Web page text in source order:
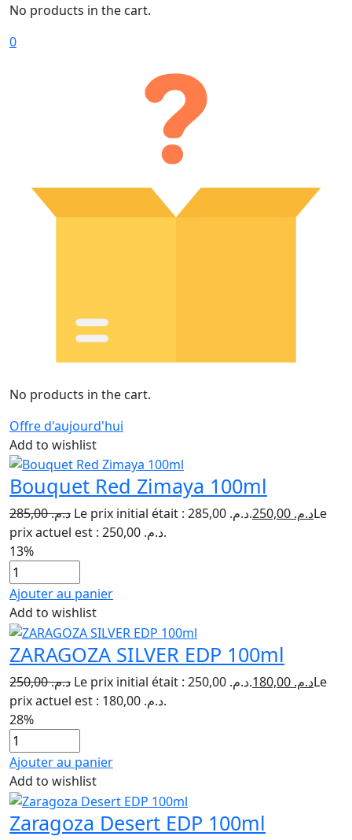
No products in the cart.
0
No products in the cart.
Offre d'aujourd'hui
Add to wishlist
Bouquet Red Zimaya 100ml
د.م.285,00 Le prix initial était : د.م. 285,00. د.م.Le
prix actuel est : د.م. 250,00.
13%
Ajouter au panier
Add to wishlist
ZARAGOZA SILVER EDP 100ml
د.م.250,00 Le prix initial était : د.م. 250,00. د.م.Le
prix actuel est : د.م. 180,00.
28%
Ajouter au panier
Add to wishlist
Zaragoza Desert EDP 100ml